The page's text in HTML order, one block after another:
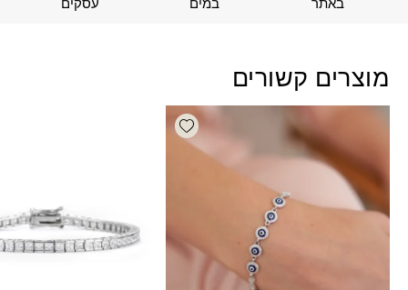
מוצרים קשורים
Add wishlist